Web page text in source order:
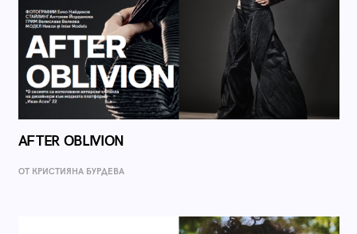
AFTER OBLIVION
ОТ КРИСТИЯНА БУРДЕВА